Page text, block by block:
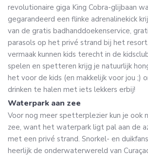
revolutionaire giga King Cobra-glijbaan
gegarandeerd een flinke adrenalinekick
van de gratis badhanddoekenservice,
parasols op het privé strand bij het
vermaak kunnen kids terecht in de
spelen en spetteren krijg je natuurlijk
het voor de kids (en makkelijk voor jou ;)
drinken te halen met iets lekkers erbij!
Waterpark aan zee
Voor nog meer spetterplezier kun je ook
zee, want het waterpark ligt pal aan de
met een privé strand. Snorkel- en
heerlijk de onderwaterwereld van